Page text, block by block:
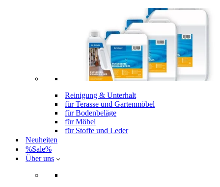
Reinigung & Unterhalt
für Terasse und Gartenmöbel
für Bodenbeläge
für Möbel
für Stoffe und Leder
Neuheiten
%Sale%
Über uns